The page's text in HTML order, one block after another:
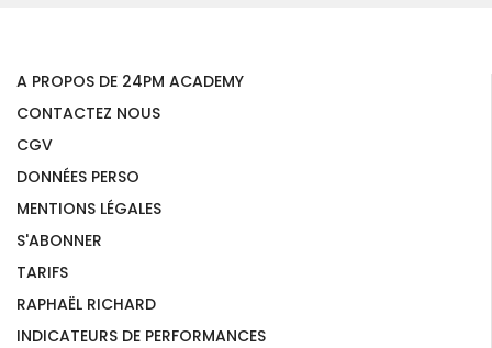
A PROPOS DE 24PM ACADEMY
CONTACTEZ NOUS
CGV
DONNÉES PERSO
MENTIONS LÉGALES
S'ABONNER
TARIFS
RAPHAËL RICHARD
INDICATEURS DE PERFORMANCES